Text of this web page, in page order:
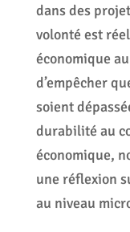
dans des
volonté est
économique
d’empêcher
soient
durabilité au
économique,
une réflexion
au niveau